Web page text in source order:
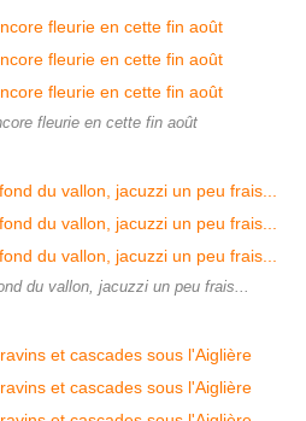
fleurie en cette fin août
du vallon, jacuzzi un peu frais...